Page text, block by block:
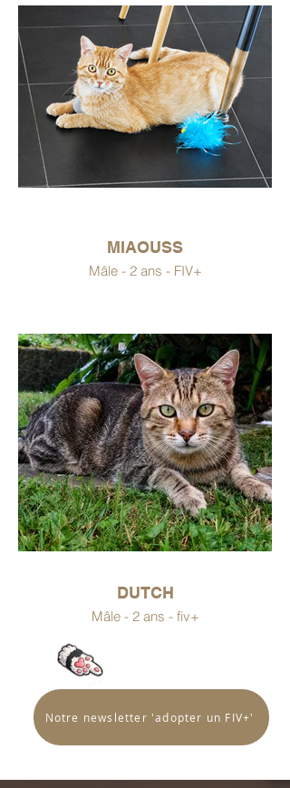
MIAOUSS
Mâle - 2 ans - FIV+
DUTCH
Mâle - 2 ans - fiv+
Notre newsletter 'adopter un FIV+'